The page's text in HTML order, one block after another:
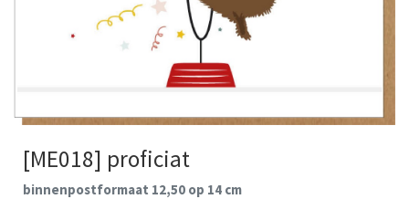
[ME018] proficiat
binnenpostformaat 12,50 op 14 cm